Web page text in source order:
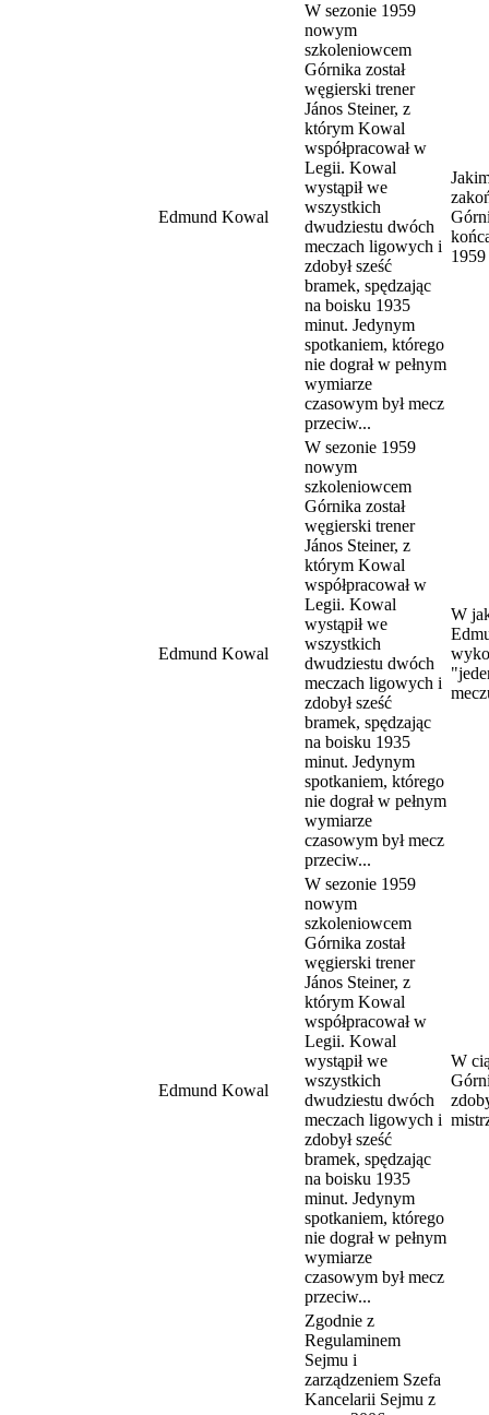
Edmund Kowal
W sezonie 1959
nowym
szkoleniowcem
Górnika został
węgierski trener
János Steiner, z
którym Kowal
współpracował w
Legii. Kowal
wystąpił we
wszystkich
dwudziestu dwóch
meczach ligowych i
zdobył sześć
bramek, spędzając
na boisku 1935
minut. Jedynym
spotkaniem, którego
nie dograł w pełnym
wymiarze
czasowym był mecz
przeciw...
Edmund Kowal
W sezonie 1959
nowym
szkoleniowcem
Górnika został
węgierski trener
János Steiner, z
którym Kowal
współpracował w
Legii. Kowal
wystąpił we
wszystkich
dwudziestu dwóch
meczach ligowych i
zdobył sześć
bramek, spędzając
na boisku 1935
minut. Jedynym
spotkaniem, którego
nie dograł w pełnym
wymiarze
czasowym był mecz
przeciw...
W
Edmund Kowal
W sezonie 1959
nowym
szkoleniowcem
Górnika został
węgierski trener
János Steiner, z
którym Kowal
współpracował w
Legii. Kowal
wystąpił we
wszystkich
dwudziestu dwóch
meczach ligowych i
zdobył sześć
bramek, spędzając
na boisku 1935
minut. Jedynym
spotkaniem, którego
nie dograł w pełnym
wymiarze
czasowym był mecz
przeciw...
W
Zgodnie z
Regulaminem
Sejmu i
zarządzeniem Szefa
Kancelarii Sejmu z